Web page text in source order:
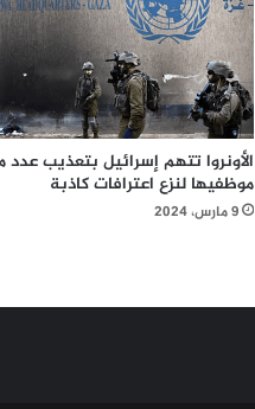
الأونروا تتهم إسرائيل بتعذيب عدد
موظفيها لنزع اعترافات كاذبة
9 مارس، 2024